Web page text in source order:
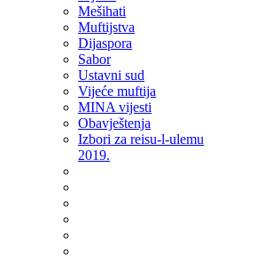
Mešihati
Muftijstva
Dijaspora
Sabor
Ustavni sud
Vijeće muftija
MINA vijesti
Obavještenja
Izbori za reisu-l-ulemu
2019.